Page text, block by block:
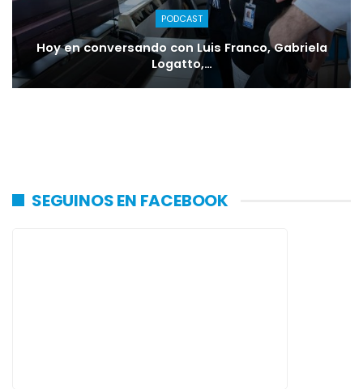
PODCAST
Hoy en conversando con Luis Franco, Gabriela
Logatto,…
SEGUINOS EN FACEBOOK